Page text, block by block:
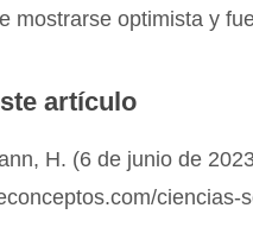
mostrarse optimista y
artículo
H. (6 de junio de
ciencias-